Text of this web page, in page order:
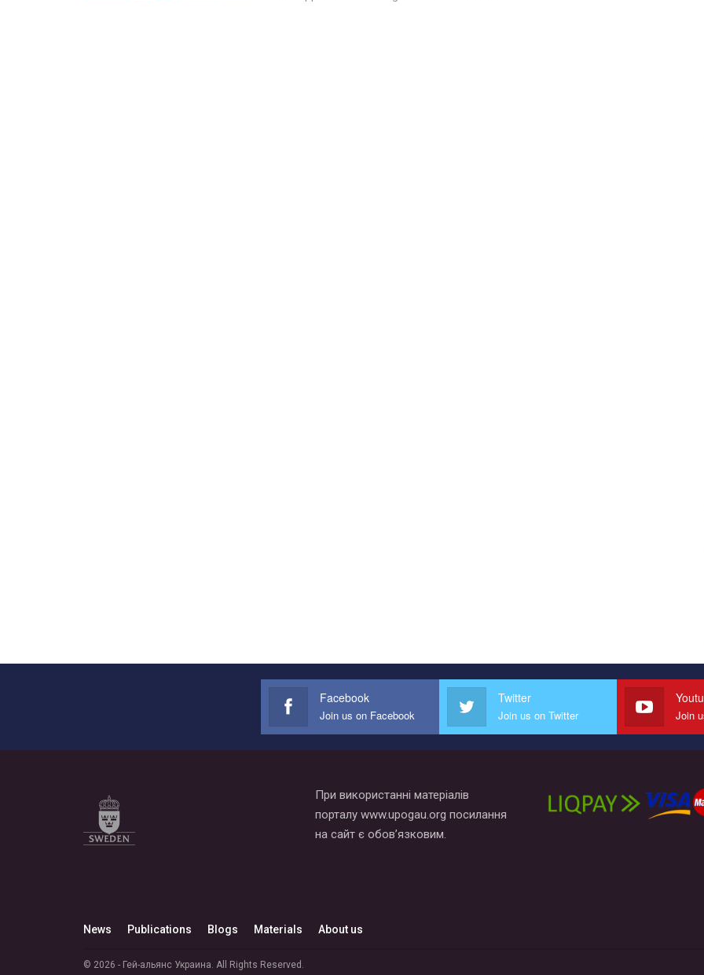
Facebook
Join us on Facebook
Twitter
Join us on Twitter Join
При використанні матеріалів
порталу www.upogau.org посилання
на сайт є обов’язковим.
News Publications Blogs Materials About us
© 2026 - Гей-альянс Украина. All Rights Reserved.